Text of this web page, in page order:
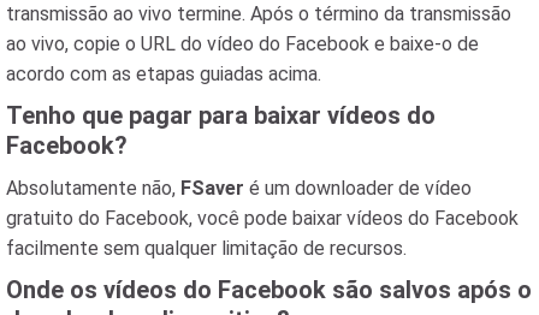
transmissão ao vivo termine. Após o término da transmissão
ao vivo, copie o URL do vídeo do Facebook e baixe-o de
acordo com as etapas guiadas acima.
Tenho que pagar para baixar vídeos do
Facebook?
Absolutamente não, FSaver é um downloader de vídeo
gratuito do Facebook, você pode baixar vídeos do Facebook
facilmente sem qualquer limitação de recursos.
Onde os vídeos do Facebook são salvos após o